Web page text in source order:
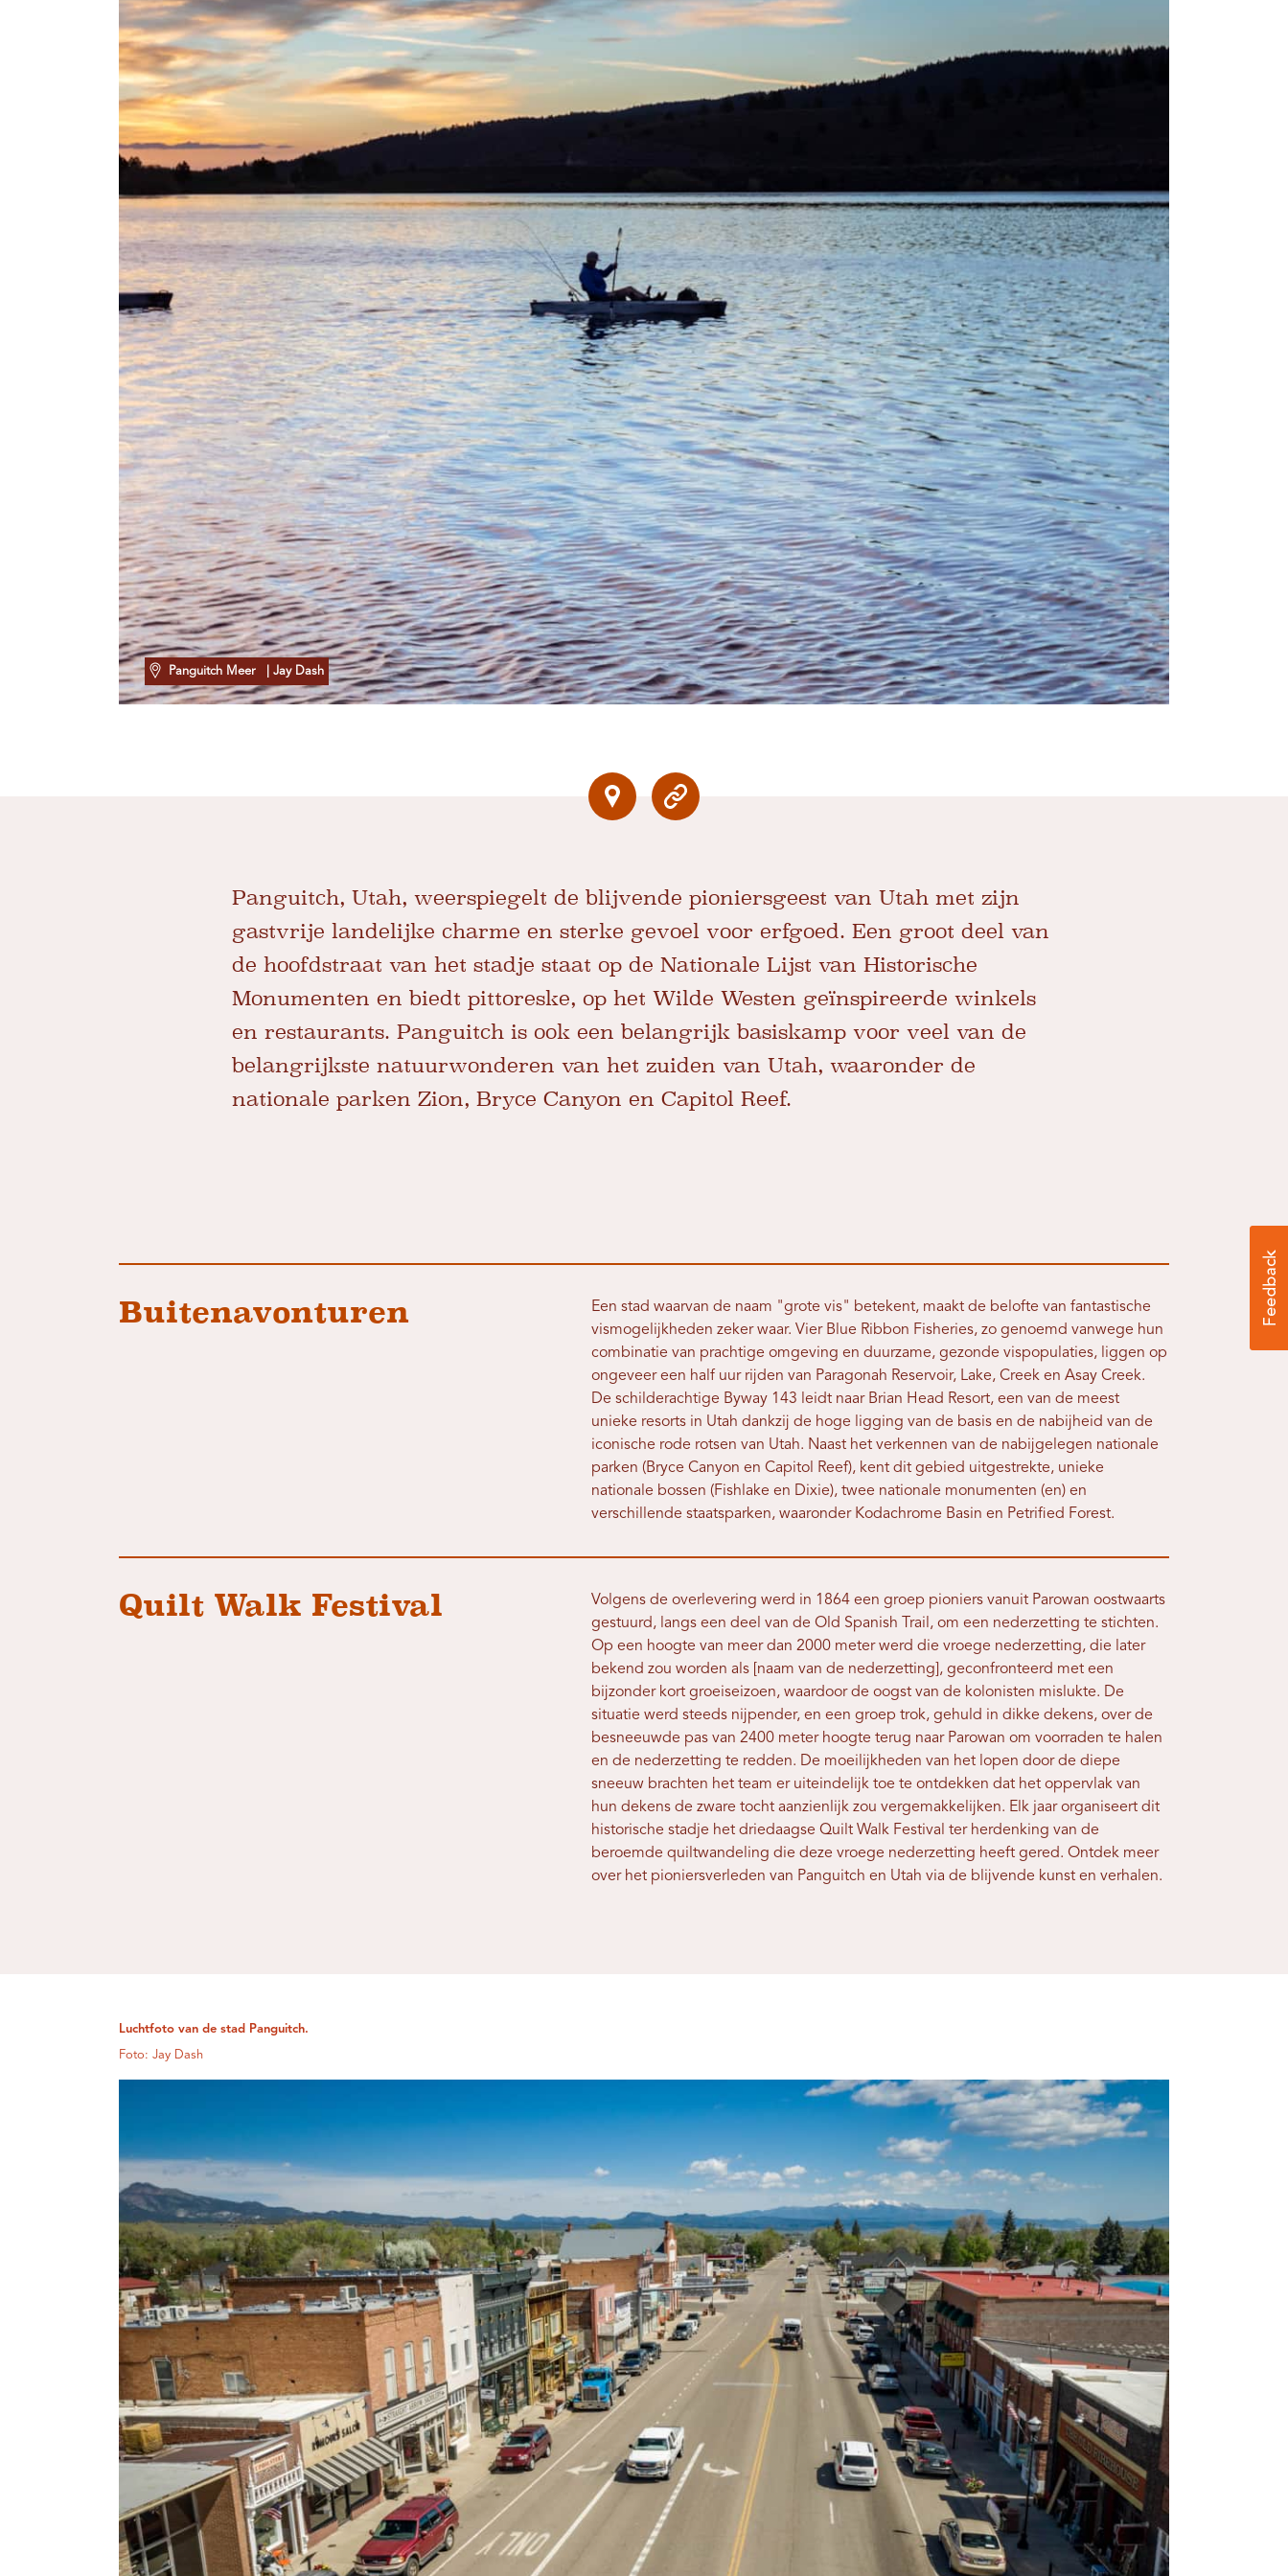
Panguitch Meer | Jay Dash
Panguitch, Utah, weerspiegelt de blijvende pioniersgeest van Utah met zijn
gastvrije landelijke charme en sterke gevoel voor erfgoed. Een groot deel van
de hoofdstraat van het stadje staat op de Nationale Lijst van Historische
Monumenten en biedt pittoreske, op het Wilde Westen geïnspireerde winkels
en restaurants. Panguitch is ook een belangrijk basiskamp voor veel van de
belangrijkste natuurwonderen van het zuiden van Utah, waaronder de
nationale parken Zion, Bryce Canyon en Capitol Reef.
Buitenavonturen
Een stad waarvan de naam "grote vis" betekent, maakt de belofte van fantastische
vismogelijkheden zeker waar. Vier Blue Ribbon Fisheries, zo genoemd vanwege hun
combinatie van prachtige omgeving en duurzame, gezonde vispopulaties, liggen op
ongeveer een half uur rijden van Paragonah Reservoir, Lake, Creek en Asay Creek.
De schilderachtige Byway 143 leidt naar Brian Head Resort, een van de meest
unieke resorts in Utah dankzij de hoge ligging van de basis en de nabijheid van de
iconische rode rotsen van Utah. Naast het verkennen van de nabijgelegen nationale
parken (Bryce Canyon en Capitol Reef), kent dit gebied uitgestrekte, unieke
nationale bossen (Fishlake en Dixie), twee nationale monumenten (en) en
verschillende staatsparken, waaronder Kodachrome Basin en Petrified Forest.
Quilt Walk Festival
Volgens de overlevering werd in 1864 een groep pioniers vanuit Parowan oostwaarts
gestuurd, langs een deel van de Old Spanish Trail, om een ​​nederzetting te stichten.
Op een hoogte van meer dan 2000 meter werd die vroege nederzetting, die later
bekend zou worden als [naam van de nederzetting], geconfronteerd met een
bijzonder kort groeiseizoen, waardoor de oogst van de kolonisten mislukte. De
situatie werd steeds nijpender, en een groep trok, gehuld in dikke dekens, over de
besneeuwde pas van 2400 meter hoogte terug naar Parowan om voorraden te halen
en de nederzetting te redden. De moeilijkheden van het lopen door de diepe
sneeuw brachten het team er uiteindelijk toe te ontdekken dat het oppervlak van
hun dekens de zware tocht aanzienlijk zou vergemakkelijken. Elk jaar organiseert dit
historische stadje het driedaagse Quilt Walk Festival ter herdenking van de
beroemde quiltwandeling die deze vroege nederzetting heeft gered. Ontdek meer
over het pioniersverleden van Panguitch en Utah via de blijvende kunst en verhalen.
Luchtfoto van de stad Panguitch.
Foto: Jay Dash